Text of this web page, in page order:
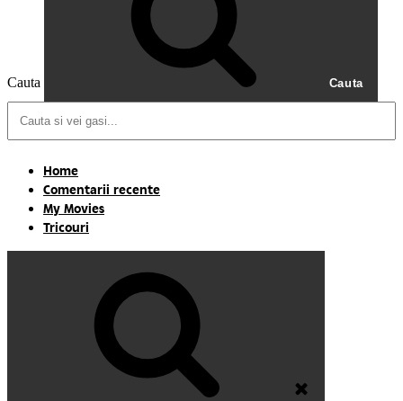
Cauta Cauta
Home
Comentarii recente
My Movies
Tricouri